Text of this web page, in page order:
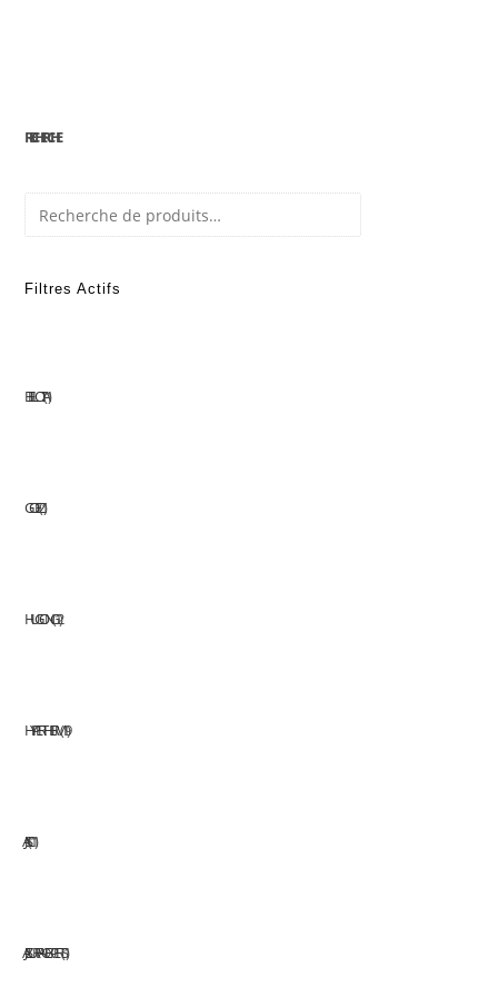
RECHERCHE
Filtres Actifs
BELLOTA1
GOELZ1
HUGONG12
HYPERTHERM19
JASIC11
JAZ SURFACE EXPERTS1